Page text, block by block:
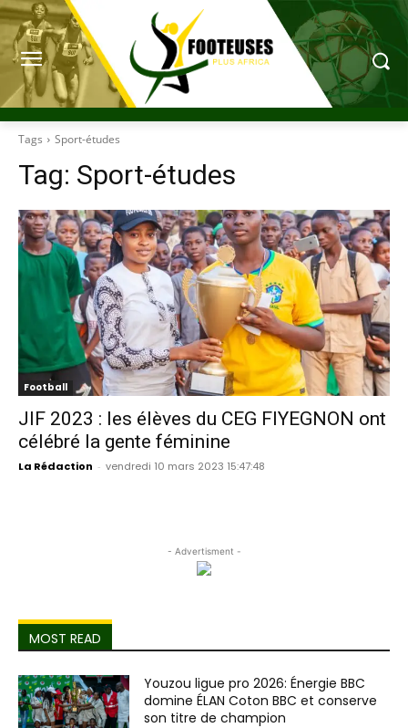
Tags Sport-études
Tag: Sport-études
Football
JIF 2023 : les élèves du CEG FIYEGNON ont
célébré la gente féminine
La Rédaction - vendredi 10 mars 2023 15:47:48
- Advertisment -
MOST READ
Youzou ligue pro 2026: Énergie BBC
domine ÉLAN Coton BBC et conserve
son titre de champion